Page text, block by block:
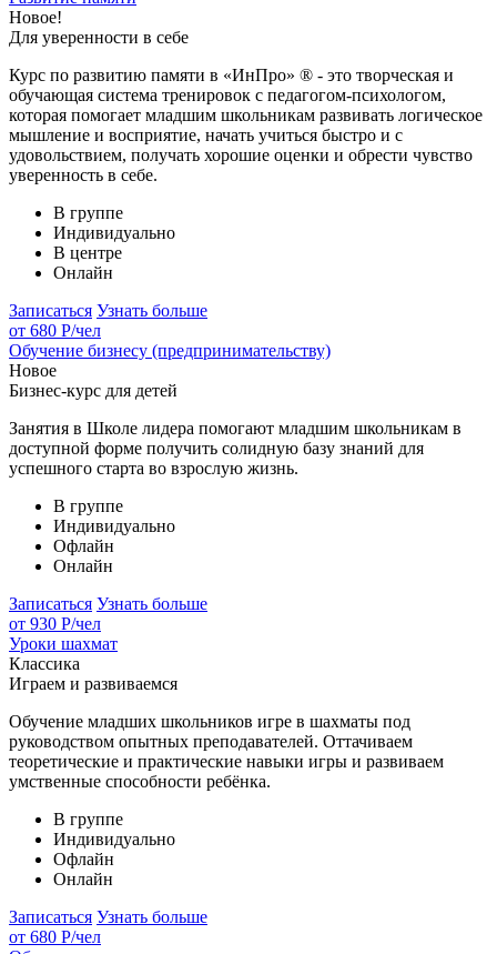
Новое!
Для уверенности в себе
Курс по развитию памяти в «ИнПро» ® - это творческая и
обучающая система тренировок с педагогом-психологом,
которая помогает младшим школьникам развивать логическое
мышление и восприятие, начать учиться быстро и с
удовольствием, получать хорошие оценки и обрести чувство
уверенность в себе.
В группе
Индивидуально
В центре
Онлайн
Записаться Узнать больше
от 680 Р/чел
Обучение бизнесу (предпринимательству)
Новое
Бизнес-курс для детей
Занятия в Школе лидера помогают младшим школьникам в
доступной форме получить солидную базу знаний для
успешного старта во взрослую жизнь.
В группе
Индивидуально
Офлайн
Онлайн
Записаться Узнать больше
от 930 Р/чел
Уроки шахмат
Классика
Играем и развиваемся
Обучение младших школьников игре в шахматы под
руководством опытных преподавателей. Оттачиваем
теоретические и практические навыки игры и развиваем
умственные способности ребёнка.
В группе
Индивидуально
Офлайн
Онлайн
Записаться Узнать больше
от 680 Р/чел